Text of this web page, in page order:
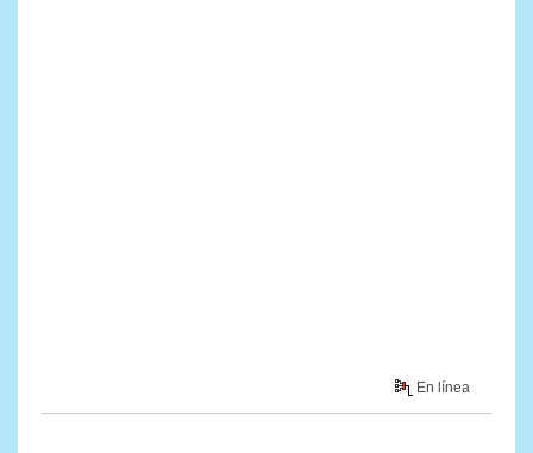
En línea